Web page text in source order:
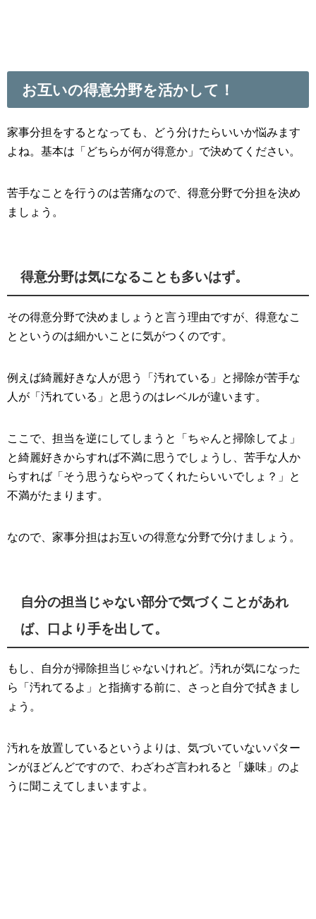
お互いの得意分野を活かして！
家事分担をするとなっても、どう分けたらいいか悩みます
よね。基本は「どちらが何が得意か」で決めてください。
苦手なことを行うのは苦痛なので、得意分野で分担を決め
ましょう。
得意分野は気になることも多いはず。
その得意分野で決めましょうと言う理由ですが、得意なこ
とというのは細かいことに気がつくのです。
例えば綺麗好きな人が思う「汚れている」と掃除が苦手な
人が「汚れている」と思うのはレベルが違います。
ここで、担当を逆にしてしまうと「ちゃんと掃除してよ」
と綺麗好きからすれば不満に思うでしょうし、苦手な人か
らすれば「そう思うならやってくれたらいいでしょ？」と
不満がたまります。
なので、家事分担はお互いの得意な分野で分けましょう。
自分の担当じゃない部分で気づくことがあれ
ば、口より手を出して。
もし、自分が掃除担当じゃないけれど。汚れが気になった
ら「汚れてるよ」と指摘する前に、さっと自分で拭きまし
ょう。
汚れを放置しているというよりは、気づいていないパター
ンがほどんどですので、わざわざ言われると「嫌味」のよ
うに聞こえてしまいますよ。